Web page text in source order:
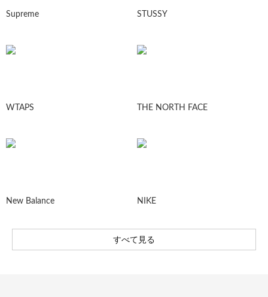
Supreme STUSSY
WTAPS THE NORTH FACE
New Balance NIKE
すべて見る